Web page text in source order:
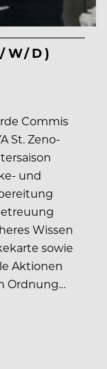
W/D)
Commis
St. Zeno-
und
Wissen
sowie
Aktionen
Ordnung…